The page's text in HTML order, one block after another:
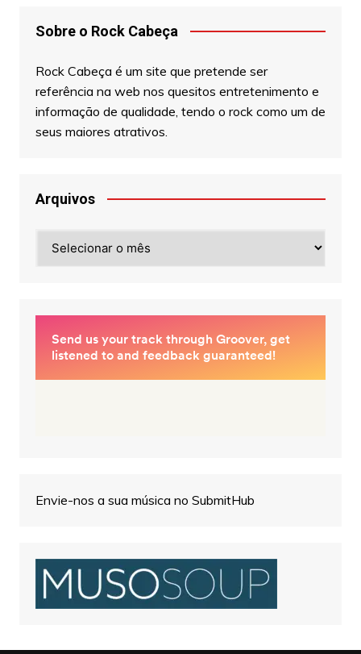
Sobre o Rock Cabeça
Rock Cabeça é um site que pretende ser
referência na web nos quesitos entretenimento e
informação de qualidade, tendo o rock como um de
seus maiores atrativos.
Arquivos
Envie-nos a sua música no SubmitHub